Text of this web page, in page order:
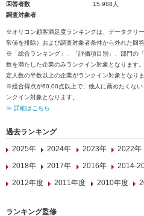
回答者数
15,988人
調査対象者
※オリコン顧客満足度ランキングは、データクリ
常値を排除）および調査対象者条件から外れた回
※「総合ランキング」、「評価項目別」、部門の
数を満たした企業のみランクイン対象となります
定人数の半数以上の企業がランクイン対象となりま
※総合得点が60.00点以上で、他人に薦めたくな
ンクイン対象となります。
≫ 詳細はこちら
過去ランキング
2025年
2024年 2023年 2022年
2018年
2017年 2016年 2014-
2012年度
2011年度 2010年度
ランキング監修